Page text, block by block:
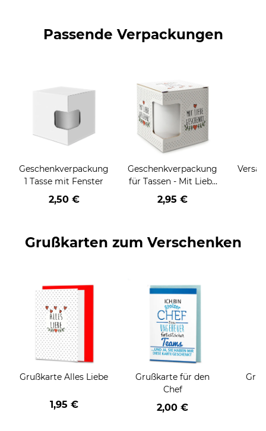
Passende Verpackungen
Geschenkverpackung
1 Tasse mit Fenster
2,50 €
Geschenkverpackung
für Tassen - Mit Liebe
geschenkt
2,95 €
Grußkarten zum Verschenken
Grußkarte Alles Liebe
1,95 €
Grußkarte für den
Chef
2,00 €